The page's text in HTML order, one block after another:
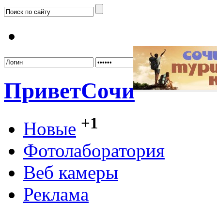
ПриветСочи
Новые +1
Фотолаборатория
Веб камеры
Реклама